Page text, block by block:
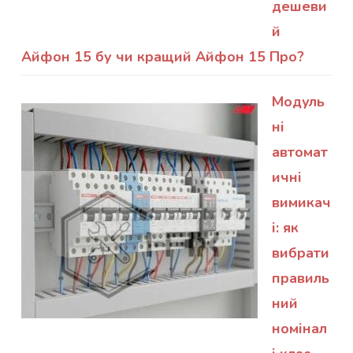
дешеви
й
Айфон 15 бу чи кращий Айфон 15 Про?
Модуль
ні
автомат
ичні
вимикач
і: як
вибрати
правиль
ний
номінал